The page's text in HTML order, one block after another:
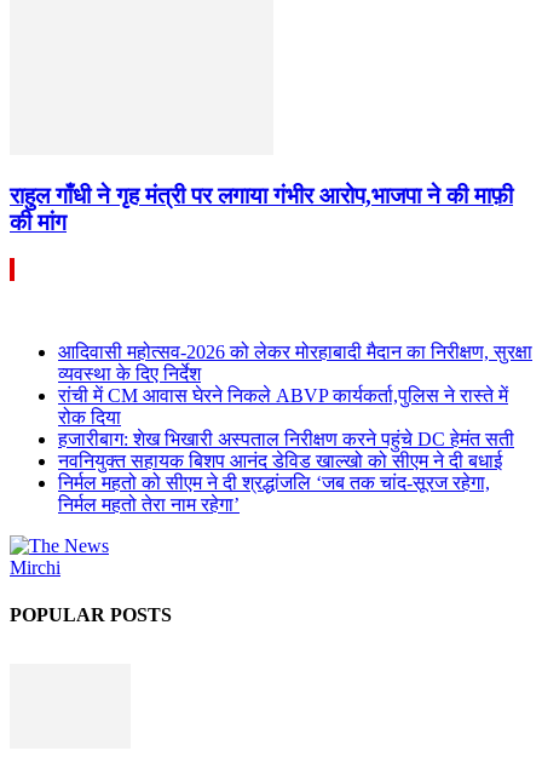
राहुल गाँधी ने गृह मंत्री पर लगाया गंभीर आरोप,भाजपा ने की माफ़ी
की मांग
आदिवासी महोत्सव-2026 को लेकर मोरहाबादी मैदान का निरीक्षण, सुरक्षा
व्यवस्था के दिए निर्देश
रांची में CM आवास घेरने निकले ABVP कार्यकर्ता,पुलिस ने रास्ते में
रोक दिया
हजारीबाग: शेख भिखारी अस्पताल निरीक्षण करने पहुंचे DC हेमंत सती
नवनियुक्त सहायक बिशप आनंद डेविड खाल्खो को सीएम ने दी बधाई
निर्मल महतो को सीएम ने दी श्रद्धांजलि ‘जब तक चांद-सूरज रहेगा,
निर्मल महतो तेरा नाम रहेगा’
POPULAR POSTS